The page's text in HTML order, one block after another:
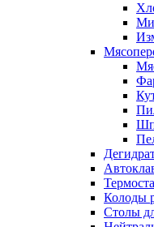
Колоды
Столы